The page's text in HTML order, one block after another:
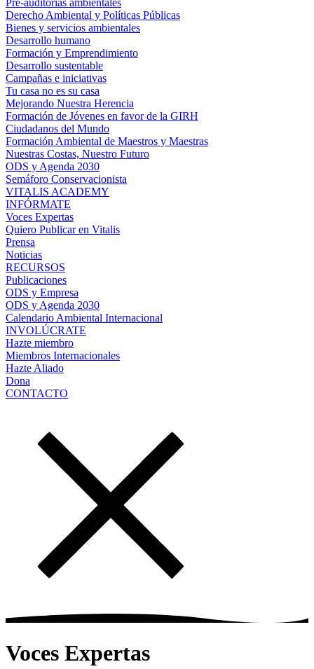
Pre-auditorías ambientales
Derecho Ambiental y Políticas Públicas
Bienes y servicios ambientales
Desarrollo humano
Formación y Emprendimiento
Desarrollo sustentable
Campañas e iniciativas
Tu casa no es su casa
Mejorando Nuestra Herencia
Formación de Jóvenes en favor de la GIRH
Ciudadanos del Mundo
Formación Ambiental de Maestros y Maestras
Nuestras Costas, Nuestro Futuro
ODS y Agenda 2030
Semáforo Conservacionista
VITALIS ACADEMY
INFÓRMATE
Voces Expertas
Quiero Publicar en Vitalis
Prensa
Noticias
RECURSOS
Publicaciones
ODS y Empresa
ODS y Agenda 2030
Calendario Ambiental Internacional
INVOLÚCRATE
Hazte miembro
Miembros Internacionales
Hazte Aliado
Dona
CONTACTO
Voces Expertas